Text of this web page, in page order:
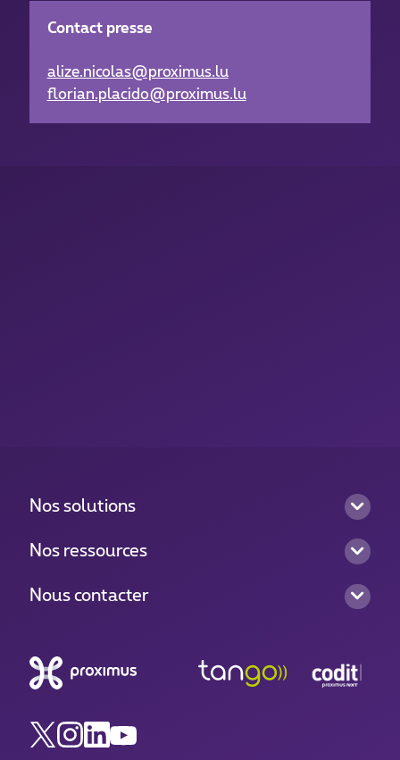
Contact presse
alize.nicolas@proximus.lu
florian.placido@proximus.lu
Nos solutions
Nos ressources
Nous contacter